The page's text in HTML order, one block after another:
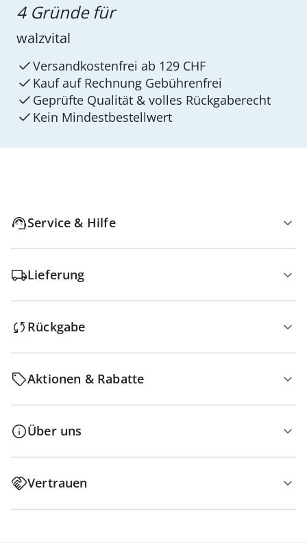
4 Gründe für
walzvital
Versandkostenfrei ab 129 CHF
Kauf auf Rechnung Gebührenfrei
Geprüfte Qualität & volles Rückgaberecht
Kein Mindest­bestellwert
Service & Hilfe
Lieferung
Rückgabe
Aktionen & Rabatte
Über uns
Vertrauen